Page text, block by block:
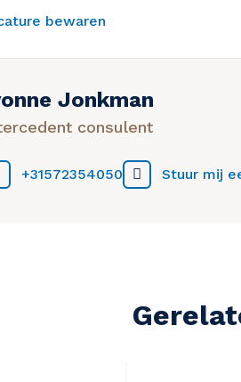
bewaren
Jonkman
consulent
+31572354050 Stuur mij